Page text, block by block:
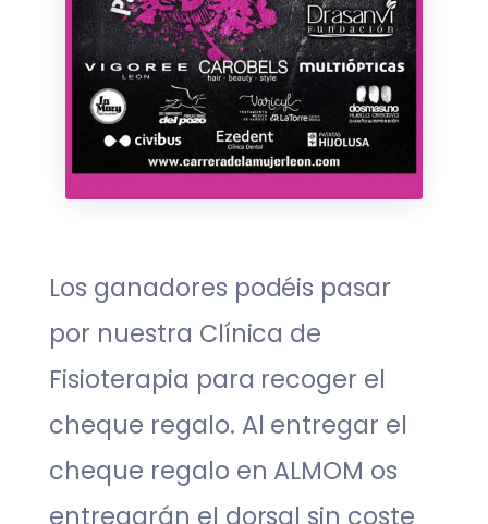
Los ganadores podéis pasar
por nuestra Clínica de
Fisioterapia para recoger el
cheque regalo. Al entregar el
cheque regalo en ALMOM os
entregarán el dorsal sin coste